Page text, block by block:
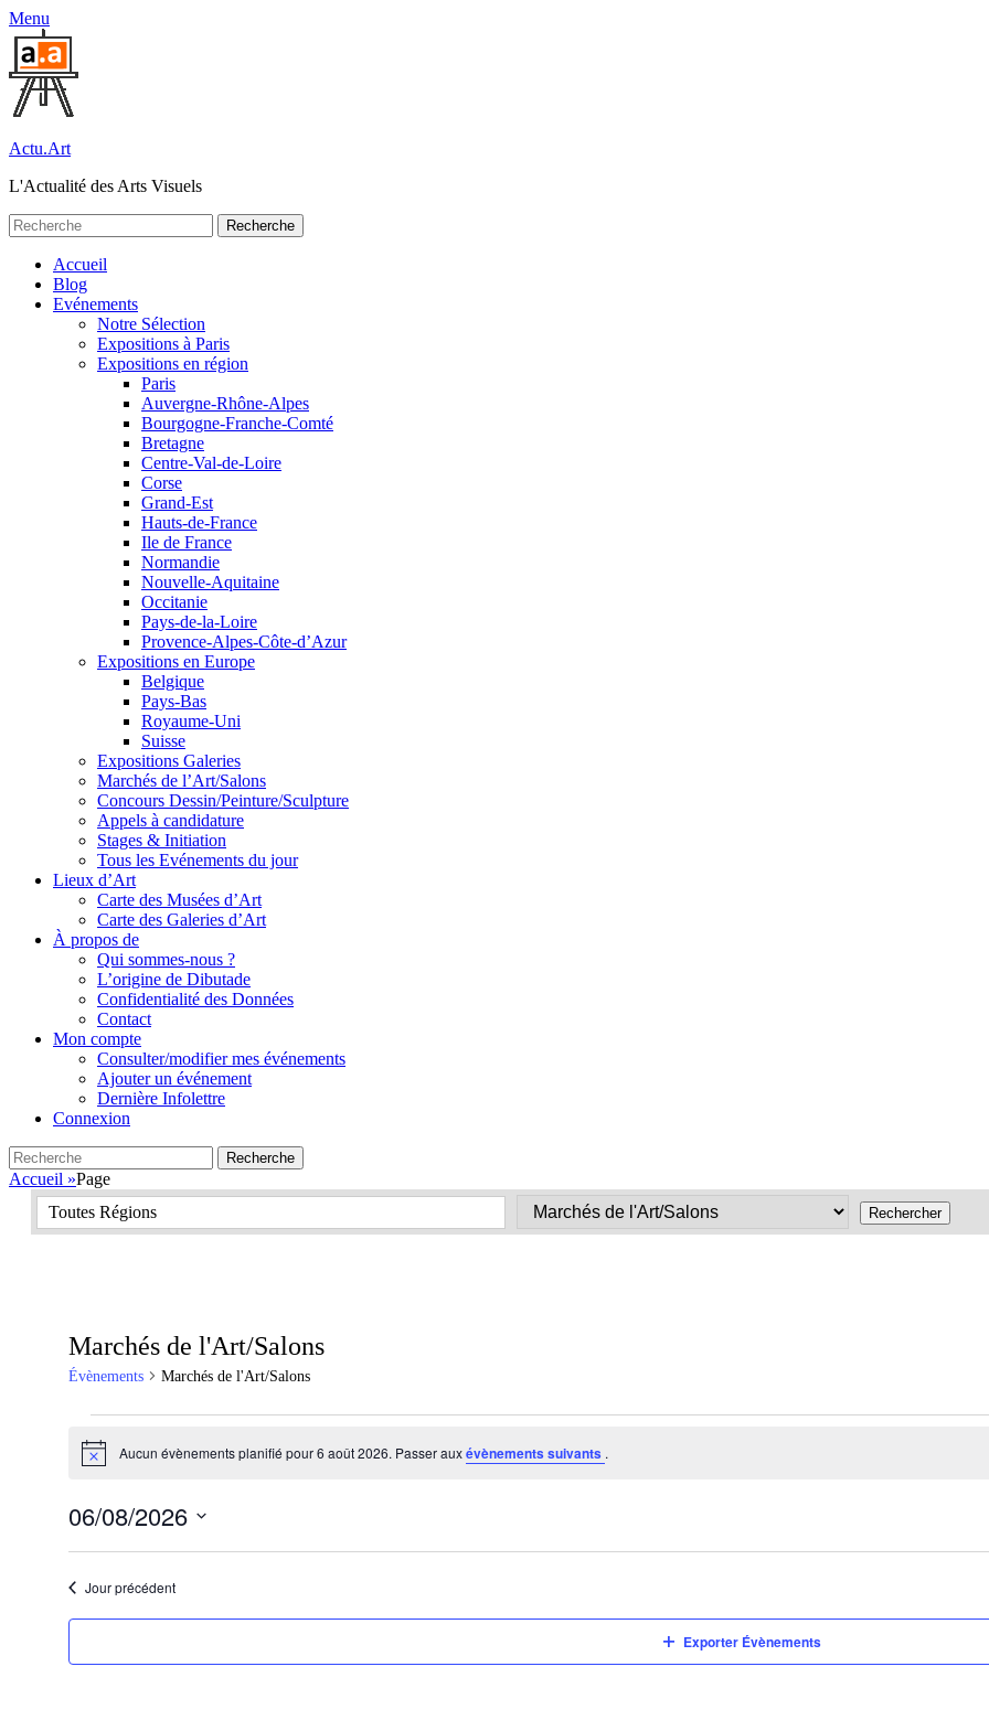
Menu
Actu.Art
L'Actualité des Arts Visuels
Recherche
pour:
Premier
menu
Aller
contenu
Accueil
Blog
Evénements
Notre Sélection
Expositions à Paris
Expositions en région
Paris
Auvergne-Rhône-Alpes
Bourgogne-Franche-Comté
Bretagne
Centre-Val-de-Loire
Corse
Grand-Est
Hauts-de-France
Ile de France
Normandie
Nouvelle-Aquitaine
Occitanie
Pays-de-la-Loire
Provence-Alpes-Côte-d’Azur
Expositions en Europe
Belgique
Pays-Bas
Royaume-Uni
Suisse
Expositions Galeries
Marchés de l’Art/Salons
Concours Dessin/Peinture/Sculpture
Appels à candidature
Stages & Initiation
Tous les Evénements du jour
Lieux d’Art
Carte des Musées d’Art
Carte des Galeries d’Art
À propos de
Qui sommes-nous ?
L’origine de Dibutade
Confidentialité des Données
Contact
Mon compte
Consulter/modifier mes événements
Ajouter un événement
Dernière Infolettre
Connexion
Search
Recherche
pour:
Accueil »Page
Toutes Régions
Marchés de l'Art/Salons
Évènements Marchés de l'Art/Salons
for
août
2026
Notice Aucun évènements planifié pour 6 août 2026. Passer auxévènements suivants .
06/08/2026
date.Jour précédent
Exporter Évènements